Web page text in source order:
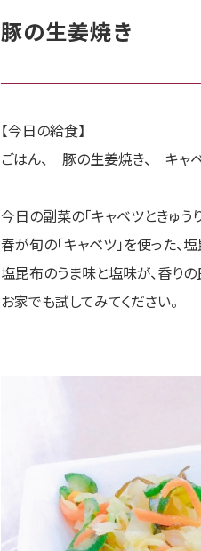
豚の生姜焼き
【今日の給食】
ごはん、 豚の生姜焼き、 キャ
今日の副菜の「キャベツときゅう
春が旬の「キャベツ」を使った、
塩昆布のうま味と塩味が、香り
お家でも試してみてください。